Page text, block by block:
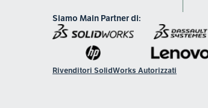
Siamo Main Partner di:
Rivenditori SolidWorks Autorizzati